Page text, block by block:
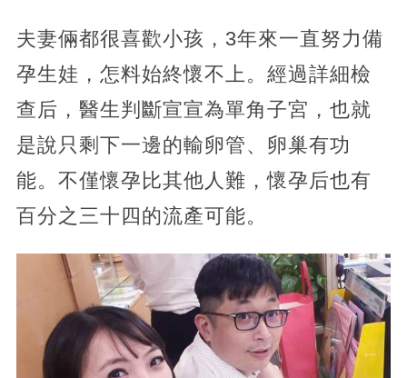
夫妻倆都很喜歡小孩，3年來一直努力備
孕生娃，怎料始終懷不上。經過詳細檢
查后，醫生判斷宣宣為單角子宮，也就
是說只剩下一邊的輸卵管、卵巢有功
能。不僅懷孕比其他人難，懷孕后也有
百分之三十四的流產可能。